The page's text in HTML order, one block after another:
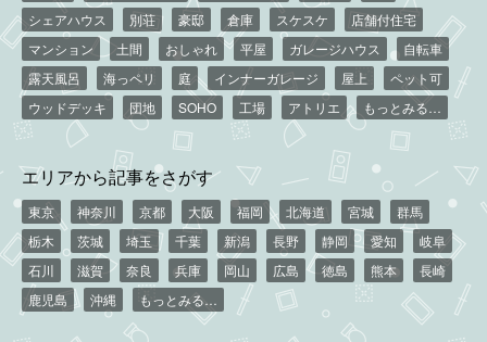
シェアハウス
別荘 豪邸 倉庫 スケスケ
店舗付住宅
マンション
土間 おしゃれ 平屋 ガレージハウス
自転車
露天風呂
海っペリ 庭 インナーガレージ 屋上
ペット可
ウッドデッキ
団地 SOHO 工場 アトリエ もっとみる…
エリアから記事をさがす
東京 神奈川 京都 大阪 福岡 北海道 宮城
群馬
栃木
茨城 埼玉 千葉 新潟 長野 静岡 愛知
岐阜
石川
滋賀 奈良 兵庫 岡山 広島 徳島 熊本
長崎
鹿児島
沖縄 もっとみる…